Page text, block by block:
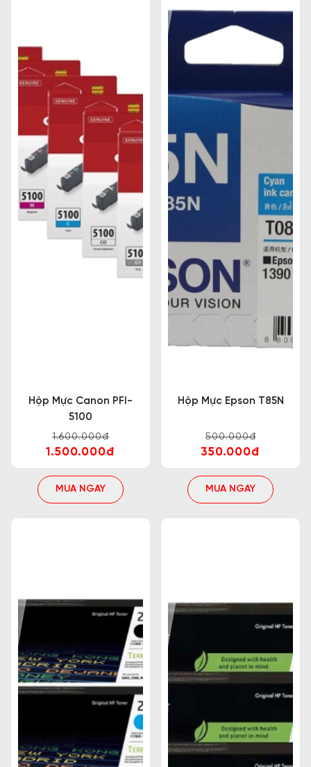
Hộp Mực Canon PFI-
5100
1.600.000đ
1.500.000đ
MUA NGAY
Hộp Mực Epson T85N
500.000đ
350.000đ
MUA NGAY